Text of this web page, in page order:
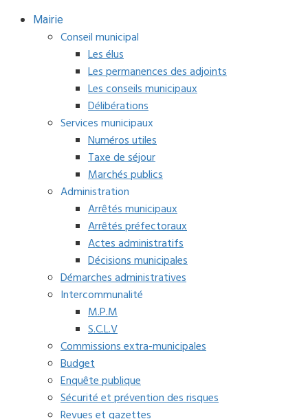
Mairie
Conseil municipal
Les élus
Les permanences des adjoints
Les conseils municipaux
Délibérations
Services municipaux
Numéros utiles
Taxe de séjour
Marchés publics
Administration
Arrêtés municipaux
Arrêtés préfectoraux
Actes administratifs
Décisions municipales
Démarches administratives
Intercommunalité
M.P.M
S.C.L.V
Commissions extra-municipales
Budget
Enquête publique
Sécurité et prévention des risques